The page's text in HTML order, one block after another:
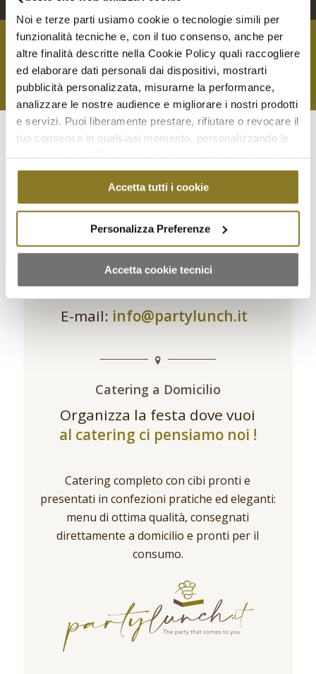
Noi e terze parti usiamo cookie o tecnologie simili per
funzionalità tecniche e, con il tuo consenso, anche per
altre finalità descritte nella Cookie Policy quali raccogliere
ed elaborare dati personali dai dispositivi, mostrarti
pubblicità personalizzata, misurarne la performance,
analizzare le nostre audience e migliorare i nostri prodotti
e servizi. Puoi liberamente prestare, rifiutare o revocare il
tuo consenso in qualsiasi momento, personalizzando le
tue preferenze. Cliccando sul pulsante "Accetta tutti i
cookie" acconsenti all'uso di tali tecnologie per tutte le
finalità indicate. Cliccando sul pulsante "Accetta cookie
tecnici" acconsenti all'uso dei soli cookie tecnici.
Accetta tutti i cookie
Personalizza Preferenze
Accetta cookie tecnici
Contattaci per qualsiasi richiesta
CONTATTACI
PARTYLUNCH.IT
Telefono:+39 373-9042401
E-mail: info@partylunch.it
Catering a Domicilio
Organizza la festa dove vuoi
al catering ci pensiamo noi !
Catering completo con cibi pronti e
presentati in confezioni pratiche ed eleganti:
menu di ottima qualità, consegnati
direttamente a domicilio e pronti per il
consumo.